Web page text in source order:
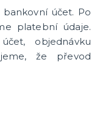
účet. Po
platební údaje.
objednávku
že převod